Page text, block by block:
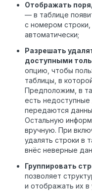
Отображать
— в таблице
с номером строки,
автоматически;
Разрешать
доступными
опцию, чтобы
таблицы, в
Предположим, в
есть недоступные
передаются
Остальную
вручную. При
удалять строки в
внёс неверные
Группировать
позволяет
и отображать их в